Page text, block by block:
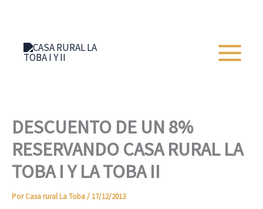
contenido
DESCUENTO DE UN 8%
RESERVANDO CASA RURAL LA
TOBA I Y LA TOBA II
PorCasa rural La Toba/ 17/12/2013